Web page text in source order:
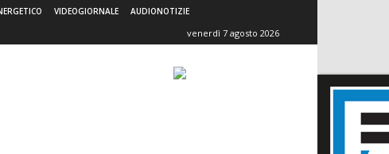
VIDEOGIORNALE AUDIONOTIZIE
venerdì 7 agosto 2026